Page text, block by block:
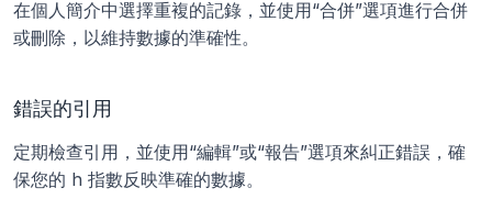
在個人簡介中選擇重複的記錄，並使用“合併”選項進行合併
或刪除，以維持數據的準確性。
錯誤的引用
定期檢查引用，並使用“編輯”或“報告”選項來糾正錯誤，確
保您的 h 指數反映準確的數據。